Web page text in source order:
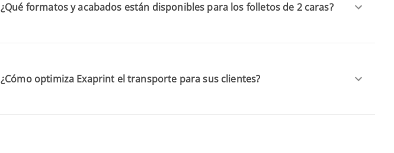
¿Qué formatos y acabados están disponibles para los folletos de 2 caras?
¿Cómo optimiza Exaprint el transporte para sus clientes?